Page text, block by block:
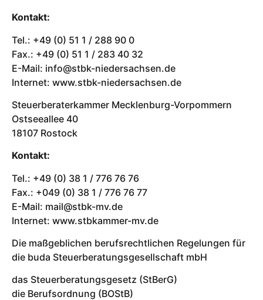
Kontakt:
Tel.: +49 (0) 51 1 / 288 90 0
Fax.: +49 (0) 51 1 / 283 40 32
E-Mail: info@stbk-niedersachsen.de
Internet: www.stbk-niedersachsen.de
Steuerberaterkammer Mecklenburg-Vorpommern
Ostseeallee 40
18107 Rostock
Kontakt:
Tel.: +49 (0) 38 1 / 776 76 76
Fax.: +049 (0) 38 1 / 776 76 77
E-Mail: mail@stbk-mv.de
Internet: www.stbkammer-mv.de
Die maßgeblichen berufsrechtlichen Regelungen für
die buda Steuerberatungsgesellschaft mbH
das Steuerberatungsgesetz (StBerG)
die Berufsordnung (BOStB)